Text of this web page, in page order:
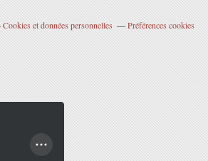
Cookies et données personnelles Préférences cookies